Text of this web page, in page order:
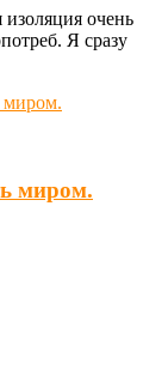
очень
Я сразу
миром.